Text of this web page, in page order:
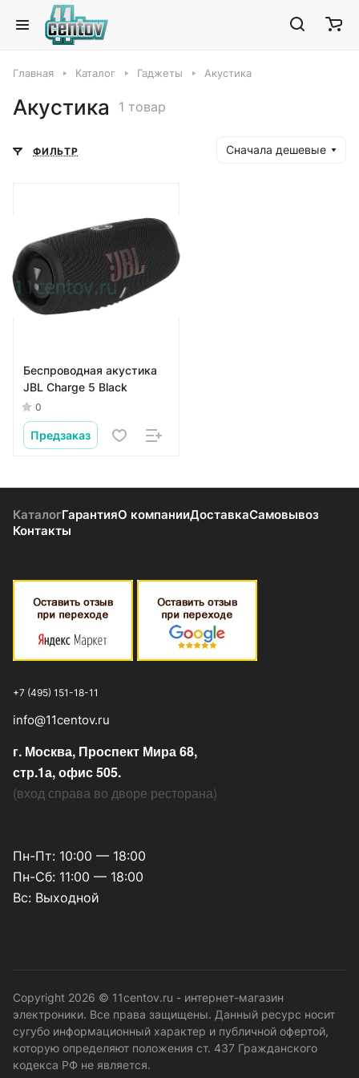
Главная Каталог Гаджеты Акустика
Акустика 1 товар
ФИЛЬТР Сначала дешевые
Беспроводная акустика
JBL Charge 5 Black
0
Предзаказ
КаталогГарантияО компанииДоставкаСамовывоз
Контакты
+7 (495) 151-18-11
info@11centov.ru
г. Москва, Проспект Мира 68,
стр.1а, офис 505.
(вход справа во дворе ресторана)
Пн-Пт: 10:00 — 18:00
Пн-Сб: 11:00 — 18:00
Вс: Выходной
Copyright 2026 © 11centov.ru - интернет-магазин
электроники. Все права защищены. Данный ресурс носит
сугубо информационный характер и публичной офертой,
которую определяют положения ст. 437 Гражданского
кодекса РФ не является.